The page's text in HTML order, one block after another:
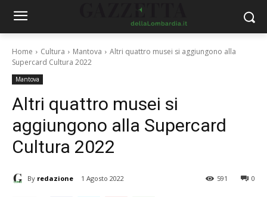
Home Cultura Mantova
Altri quattro musei si aggiungono alla
Supercard Cultura 2022
Mantova
Altri quattro musei si
aggiungono alla Supercard
Cultura 2022
By redazione 1 Agosto 2022 0
591